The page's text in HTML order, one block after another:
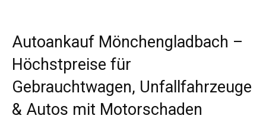
Autoankauf Mönchengladbach –
Höchstpreise für
Gebrauchtwagen, Unfallfahrzeuge
& Autos mit Motorschaden